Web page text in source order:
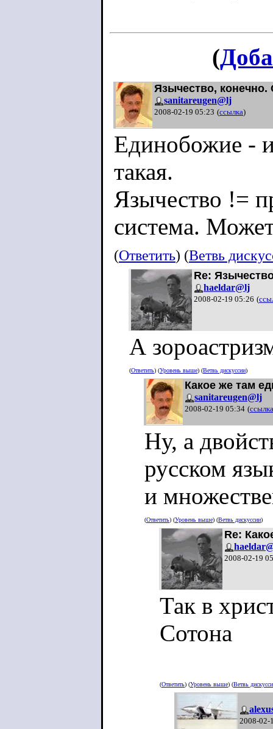
(
Язычество,
sanitareugen@lj
2008-02-19 05:23 (ссылка)
Единобожие -
такая.
Язычество !=
система.
(Ответить) (Ветвь
Re:
haeldar@lj
2008-02-19 05:26 (
А
(Ответить) (Уровень выше) (Ветвь дискуссии)
Какое же там
sanitareugen@lj
2008-02-19 05:34 (ссылка
Ну, а
русском
и
(Ответить) (Уровень выше) (Ветвь дискуссии)
Re:
2008-02-19
Так в
Сотона
(Ответить) (Уровень выше) (Ветвь
2008-02-